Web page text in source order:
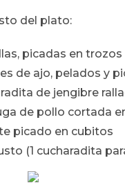
del plato:
picadas en
de ajo, pelados y
de jengibre
de pollo cortada
picado en cubitos
(1 cucharadita